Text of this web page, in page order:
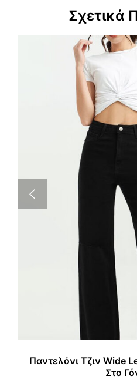
Σχετικά
Παντελόνι Τζιν Wide
Στο